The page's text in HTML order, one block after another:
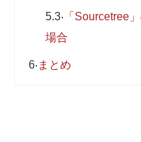
5.3「Sourcetree
場合
6まとめ